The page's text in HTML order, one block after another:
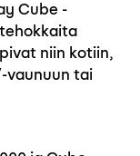
Cube -
niin kotiin,
vaunuun tai